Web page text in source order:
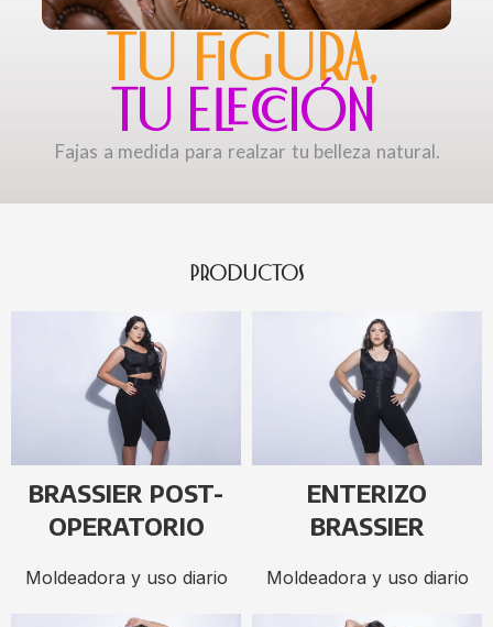
TU FIGURA,
TU ELECCIÓN
Fajas a medida para realzar tu belleza natural.
PRODUCTOS
BRASSIER POST-
OPERATORIO
Moldeadora y uso diario
ENTERIZO
BRASSIER
Moldeadora y uso diario